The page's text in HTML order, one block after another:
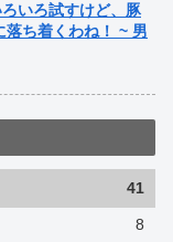
いろ試すけど、豚
落ち着くわね！ ~ 男
41
8